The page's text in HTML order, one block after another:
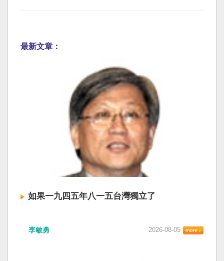
最新文章：
如果一九四五年八一五台灣獨立了
李敏勇 2026-08-05